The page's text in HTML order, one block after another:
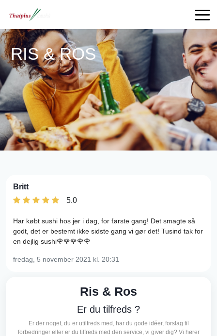
RIS & ROS
Britt
5.0
Har købt sushi hos jer i dag, for første gang! Det smagte så
godt, det er bestemt ikke sidste gang vi gør det! Tusind tak for
en dejlig sushi🌹🌹🌹🌹🌹
fredag, 5 november 2021 kl. 20:31
Ris & Ros
Er du tilfreds ?
Er der noget, du er utilfreds med, har du gode idéer, forslag til
forbedringer eller er du tilfreds med den service, vi giver dig? Vi hører